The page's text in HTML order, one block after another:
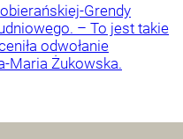
Grendy
– To jest takie
odwołanie
Maria Żukowska.